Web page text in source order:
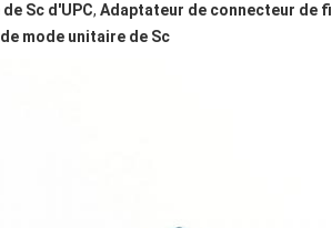
Sc d'UPC, Adaptateur de connecteur de
mode unitaire de Sc